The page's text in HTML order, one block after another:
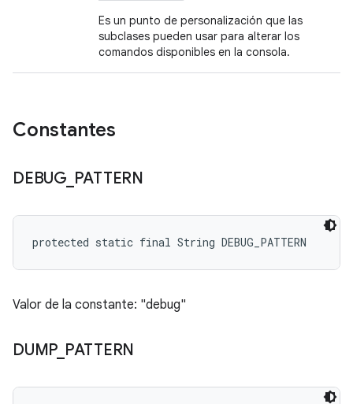
Es un punto de personalización que las
subclases pueden usar para alterar los
comandos disponibles en la consola.
Constantes
DEBUG_ PATTERN
protected static final String DEBUG_PATTERN
Valor de la constante: "debug"
DUMP_ PATTERN